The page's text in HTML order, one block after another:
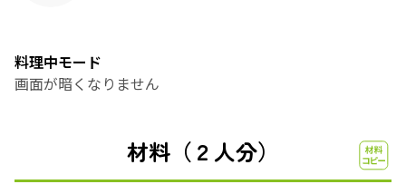
料理中モード
画面が暗くなりません
材料（２人分）